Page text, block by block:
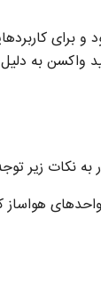
برای
واکسن به
نکات زیر
هواساز